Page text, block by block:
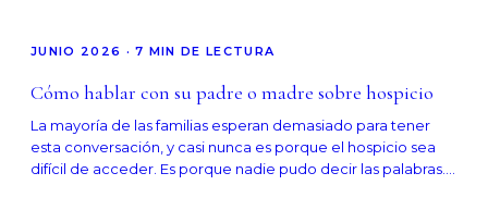
JUNIO 2026 ·7 MIN DE LECTURA
Cómo hablar con su padre o madre sobre hospicio
La mayoría de las familias esperan demasiado para tener
esta conversación, y casi nunca es porque el hospicio sea
difícil de acceder. Es porque nadie pudo decir las palabras.